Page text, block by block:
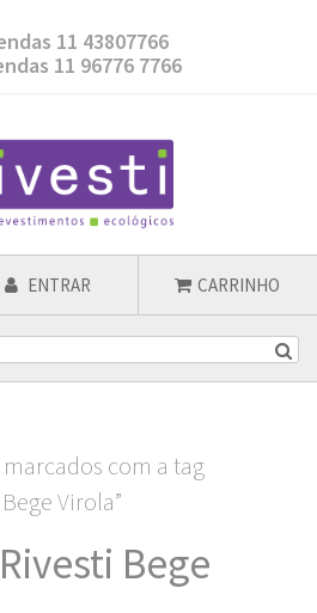
11 43807766
11 96776 7766
ENTRAR CARRINHO
com a tag
Virola”
Bege